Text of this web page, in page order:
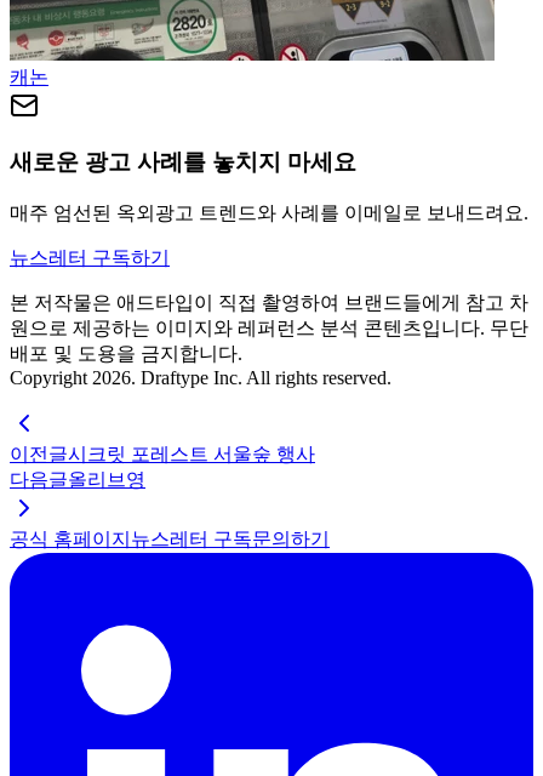
캐논
새로운 광고 사례를 놓치지 마세요
매주 엄선된 옥외광고 트렌드와 사례를 이메일로 보내드려요.
뉴스레터 구독하기
본 저작물은 애드타입이 직접 촬영하여 브랜드들에게 참고 차
원으로 제공하는 이미지와 레퍼런스 분석 콘텐츠입니다. 무단
배포 및 도용을 금지합니다.
Copyright 2026. Draftype Inc. All rights reserved.
이전글시크릿 포레스트 서울숲 행사
다음글올리브영
공식 홈페이지 뉴스레터 구독문의하기